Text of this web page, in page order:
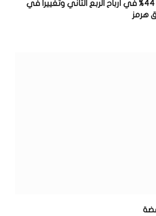
“أرامكو” تعلن ارتفاعًا بنسبة 44% في أرباح الربع الثاني وتغييرا في
هرمز